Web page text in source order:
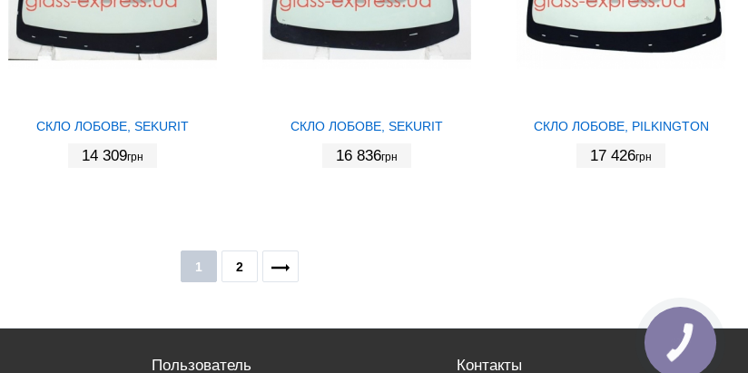
СКЛО ЛОБОВЕ, SEKURIT
14 309грн
СКЛО ЛОБОВЕ, SEKURIT
16 836грн
СКЛО ЛОБОВЕ, PILKINGTON
17 426грн
1 2
Пользователь Контакты